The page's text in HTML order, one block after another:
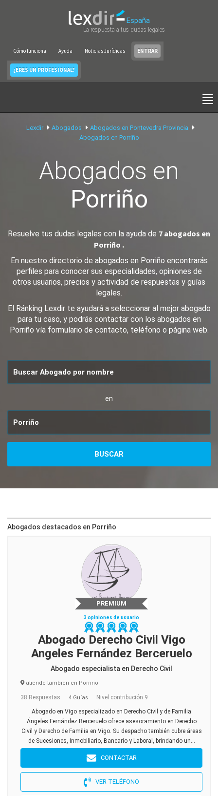
España
La respuesta a tus dudas legales
Cómo funciona Ayuda Noticias Jurídicas ENTRAR
¿ERES UN PROFESIONAL?
Lexdir Abogados
Abogados en Pontevedra Provincia
Abogados en Porriño
Abogados en
Porriño
Resuelve tus dudas legales con la ayuda de 7 abogados en
Porriño .
En nuestro directorio de abogados en Porriño encontrarás
perfiles para conocer sus especialidades, opiniones de
otros usuarios, precios y actividad de respuestas y guías
legales.
El Ránking Lexdir te ayudará a seleccionar al mejor abogado
para tu caso, y podrás contactar con los abogados en
Porriño vía formulario de contacto, teléfono o página web.
en
Abogados destacados en Porriño
PREMIUM
3 opiniones de usuario
Abogado Derecho Civil Vigo
Angeles Fernández Berceruelo
Abogado especialista en Derecho Civil
atiende también en Porriño
38 Respuestas 4 Guías Nivel contribución 9
Abogado en Vigo especializado en Derecho Civil y de Familia
Ángeles Fernández Berceruelo ofrece asesoramiento en Derecho
Civil y Derecho de Familia en Vigo. Su despacho también cubre áreas
de Sucesiones, Inmobiliario, Bancario y Laboral, brindando un...
CONTACTAR
VER TELÉFONO